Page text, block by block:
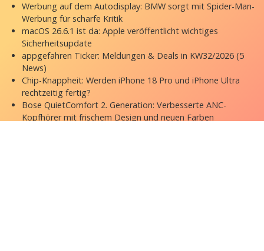
Werbung auf dem Autodisplay: BMW sorgt mit Spider-Man-
Werbung für scharfe Kritik
macOS 26.6.1 ist da: Apple veröffentlicht wichtiges
Sicherheitsupdate
appgefahren Ticker: Meldungen & Deals in KW32/2026 (5
News)
Chip-Knappheit: Werden iPhone 18 Pro und iPhone Ultra
rechtzeitig fertig?
Bose QuietComfort 2. Generation: Verbesserte ANC-
Kopfhörer mit frischem Design und neuen Farben